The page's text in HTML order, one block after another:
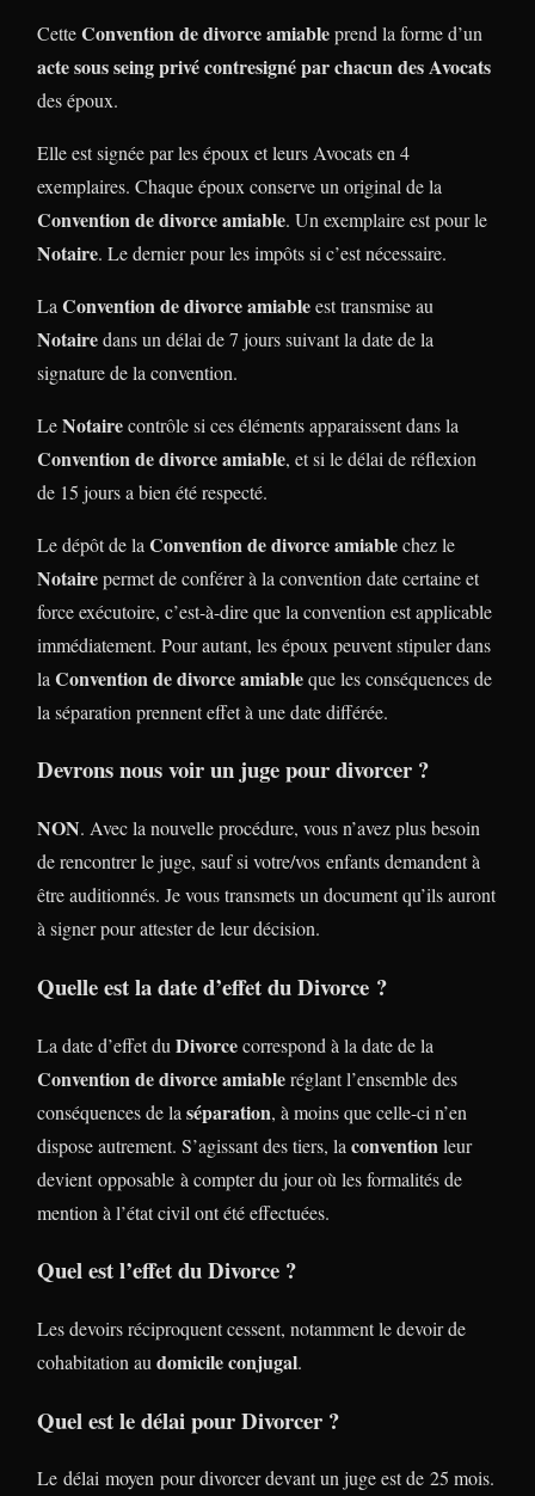
CetteConvention de divorce amiableprend la forme d’un
acte sous seing privé contresigné par chacun des Avocats
des époux.
Elle est signée par les époux et leurs Avocats en 4
exemplaires. Chaque époux conserve un original de la
Convention de divorce amiable. Un exemplaire est pour le
Notaire. Le dernier pour les impôts si c’est nécessaire.
La Convention de divorce amiableest transmise au
Notairedans un délai de 7 jours suivant la date de la
signature de la convention.
LeNotairecontrôle si ces éléments apparaissent dans la
Convention de divorce amiable, et si le délai de réflexion
de 15 jours a bien été respecté.
Le dépôt de la Convention de divorce amiablechez le
Notairepermet de conférer à la convention date certaine et
force exécutoire, c’est-à-dire que la convention est applicable
immédiatement. Pour autant, les époux peuvent stipuler dans
la Convention de divorce amiableque les conséquences de
la séparation prennent effet à une date différée.
Devrons nous voir un juge pour divorcer ?
NON. Avec la nouvelle procédure, vous n’avez plus besoin
de rencontrer le juge, sauf si votre/vos enfants demandent à
être auditionnés. Je vous transmets un document qu’ils auront
à signer pour attester de leur décision.
Quelle est la date d’effet du Divorce ?
La date d’effet du Divorcecorrespond à la date de la
Convention de divorce amiableréglant l’ensemble des
conséquences de la séparation, à moins que celle-ci n’en
dispose autrement. S’agissant des tiers, la convention leur
devient opposable à compter du jour où les formalités de
mention à l’état civil ont été effectuées.
Quel est l’effet du Divorce ?
Les devoirs réciproquent cessent, notamment le devoir de
cohabitation au domicile conjugal.
Quel est le délai pour Divorcer ?
Le délai moyen pour divorcer devant un juge est de 25 mois.